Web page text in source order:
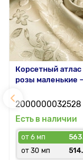
Корсетный
розы маленькие
2000000032528
Есть в наличии
от 6 мп
от 30 мп